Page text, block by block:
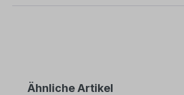
Produktgalerie überspringen
Ähnliche Artikel